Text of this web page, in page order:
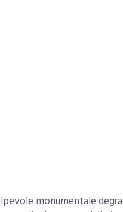
monumentale